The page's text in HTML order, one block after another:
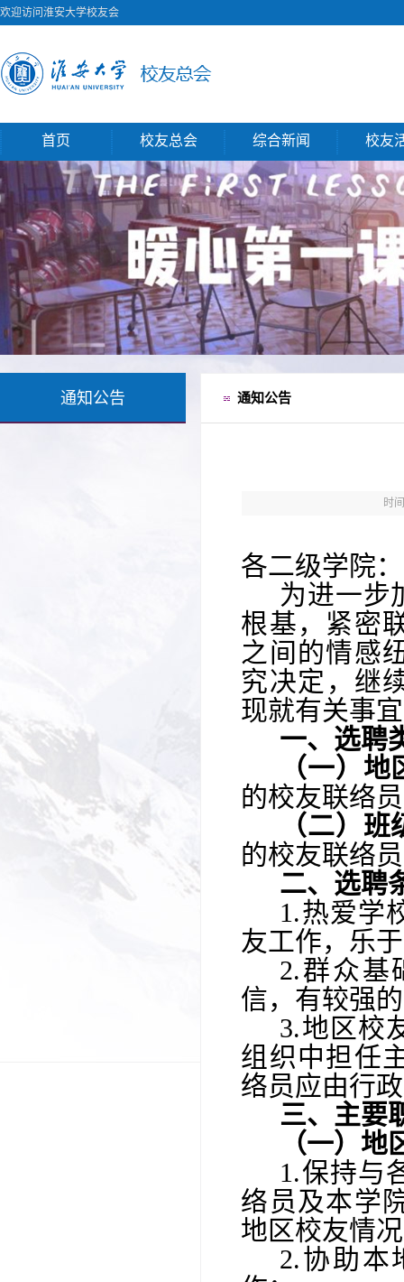
欢迎访问淮安大学校友会
首页 校友总会 综合新闻 校友
通知公告 通知公告
时
各二级学院：
为进一步
根基，紧密
之间的情感
究决定， 继
现就有关事
一、选聘
（一）
的校友联络
（二）
的校友联络
二、 选聘
1.热爱学
友工作，乐
2.群众基
信，有较强
3.地区校
组织中担任
络员应由行
三、主要
（一）
1.保持与
络员及本学
地区校友情
2.协助本